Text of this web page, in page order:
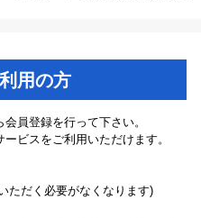
用の方
員登録を行って下さい。
ビスをご利用いただけます。
ただく必要がなくなります)